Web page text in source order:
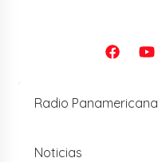
Radio Panamericana
Noticias